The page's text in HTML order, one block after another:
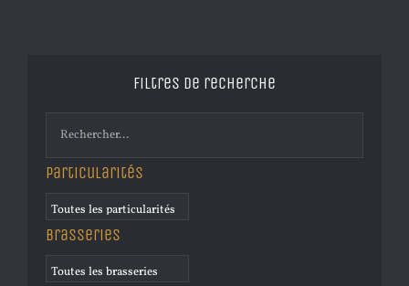
Filtres de recherche
Particularités
Brasseries